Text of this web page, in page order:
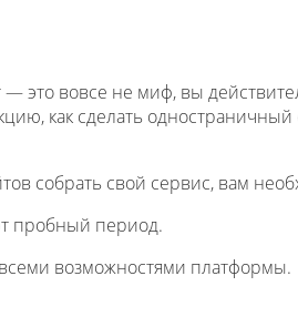
это вовсе не миф, вы
как сделать
собрать свой сервис, вам
пробный период.
возможностями платформы.